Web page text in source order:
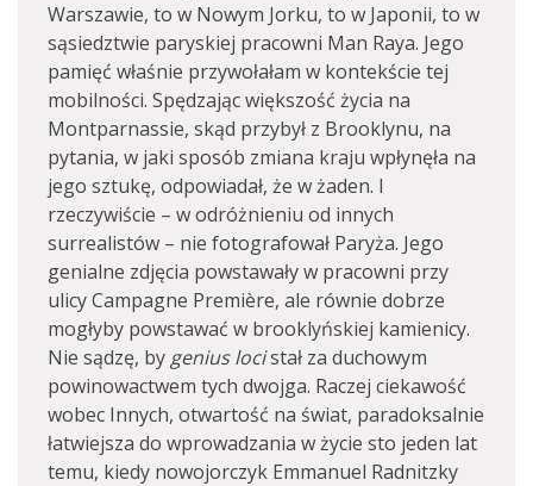
Warszawie, to w Nowym Jorku, to w Japonii, to w
sąsiedztwie paryskiej pracowni Man Raya. Jego
pamięć właśnie przywołałam w kontekście tej
mobilności. Spędzając większość życia na
Montparnassie, skąd przybył z Brooklynu, na
pytania, w jaki sposób zmiana kraju wpłynęła na
jego sztukę, odpowiadał, że w żaden. I
rzeczywiście – w odróżnieniu od innych
surrealistów – nie fotografował Paryża. Jego
genialne zdjęcia powstawały w pracowni przy
ulicy Campagne Première, ale równie dobrze
mogłyby powstawać w brooklyńskiej kamienicy.
Nie sądzę, by genius locistał za duchowym
powinowactwem tych dwojga. Raczej ciekawość
wobec Innych, otwartość na świat, paradoksalnie
łatwiejsza do wprowadzania w życie sto jeden lat
temu, kiedy nowojorczyk Emmanuel Radnitzky